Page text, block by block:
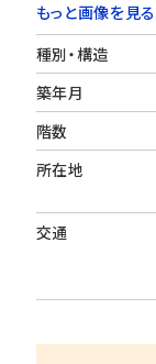
もっと画像を見る
種別・構造
築年月
階数
所在地
交通